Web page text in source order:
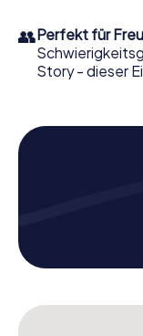
👥Perfekt für
Story - dieser